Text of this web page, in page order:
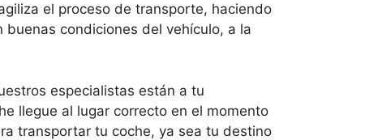
el proceso de transporte, haciendo
condiciones del vehículo, a la
especialistas están a tu
llegue al lugar correcto en el momento
transportar tu coche, ya sea tu destino